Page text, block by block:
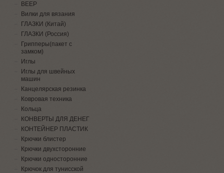
ВЕЕР
Вилки для вязания
ГЛАЗКИ (Китай)
ГЛАЗКИ (Россия)
Грипперы(пакет с
замком)
Иглы
Иглы для швейных
машин
Канцелярская резинка
Ковровая техника
Кольца
КОНВЕРТЫ ДЛЯ ДЕНЕГ
КОНТЕЙНЕР ПЛАСТИК
Крючки блистер
Крючки двухсторонние
Крючки односторонние
Крючок для тунисской